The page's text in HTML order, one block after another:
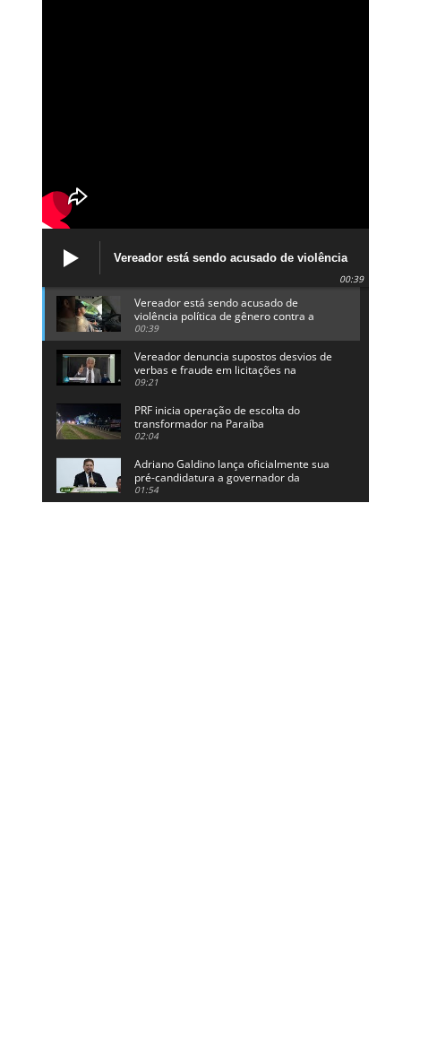
Vereador está sendo acusado de violência
política de gênero contra a prefeita Lucinha
00:39
Vereador está sendo acusado de
violência política de gênero contra a
prefeita Lucinha da Saúde
00:39
Vereador denuncia supostos desvios de
verbas e fraude em licitações na
Prefeitura de Alhandra
09:21
PRF inicia operação de escolta do
transformador na Paraíba
02:04
Adriano Galdino lança oficialmente sua
pré-candidatura a governador da
Paraíba
01:54